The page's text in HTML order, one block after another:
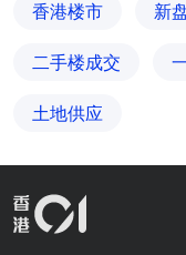
香港楼市 新
二手楼成交
土地供应